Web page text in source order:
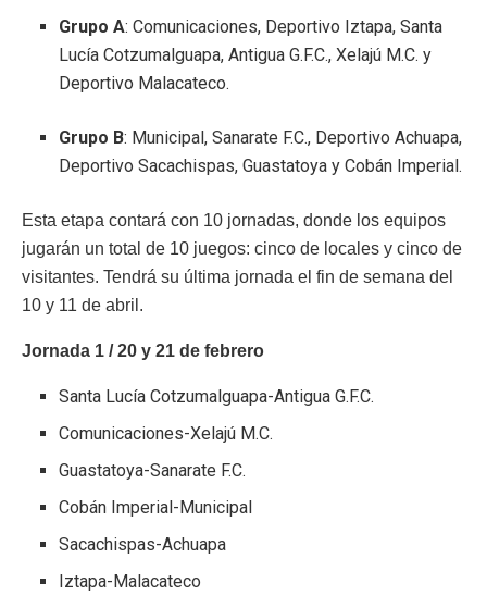
Grupo A: Comunicaciones, Deportivo Iztapa, Santa
Lucía Cotzumalguapa, Antigua G.F.C., Xelajú M.C. y
Deportivo Malacateco.
Grupo B: Municipal, Sanarate F.C., Deportivo Achuapa,
Deportivo Sacachispas, Guastatoya y Cobán Imperial.
Esta etapa contará con 10 jornadas, donde los equipos
jugarán un total de 10 juegos: cinco de locales y cinco de
visitantes. Tendrá su última jornada el fin de semana del
10 y 11 de abril.
Jornada 1 / 20 y 21 de febrero
Santa Lucía Cotzumalguapa-Antigua G.F.C.
Comunicaciones-Xelajú M.C.
Guastatoya-Sanarate F.C.
Cobán Imperial-Municipal
Sacachispas-Achuapa
Iztapa-Malacateco